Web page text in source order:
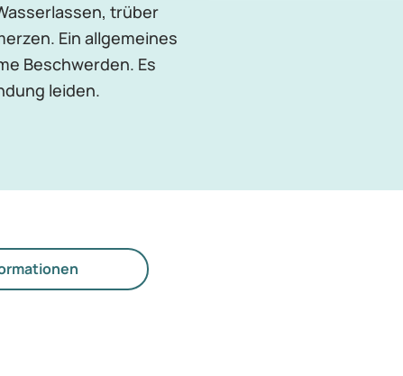
trüber
Ein allgemeines
Beschwerden. Es
leiden.